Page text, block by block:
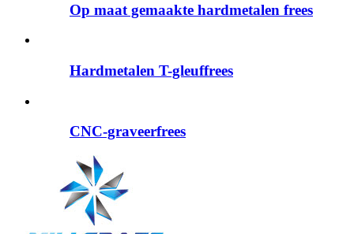
Op maat gemaakte hardmetalen frees
Hardmetalen T-gleuffrees
CNC-graveerfrees